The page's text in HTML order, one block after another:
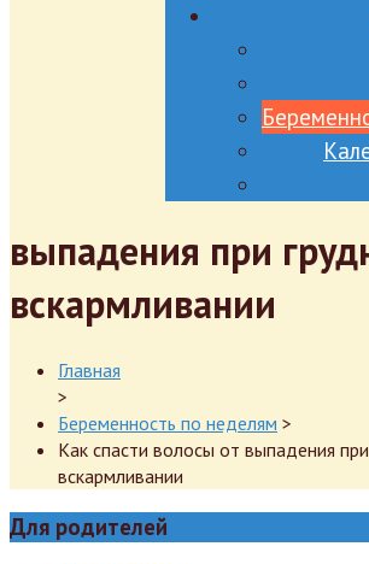
выпадения при
вскармливании
Главная
>
Беременность по неделям >
Как спасти волосы от выпадения
вскармливании
Для родителей